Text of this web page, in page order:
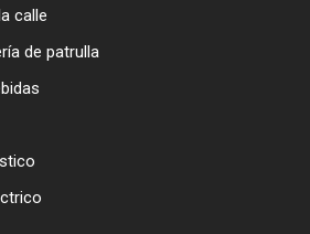
calle
de patrulla